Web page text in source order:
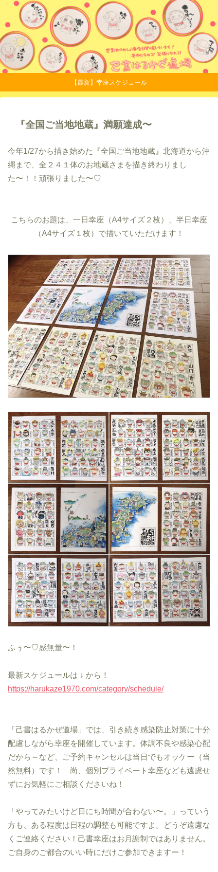
【最新】幸座スケジュール
『全国ご当地地蔵』満願達成〜
今年1/27から描き始めた『全国ご当地地蔵』北海道から沖
縄まで、全２４１体のお地蔵さまを描き終わりまし
た〜！！頑張りました〜♡
こちらのお題は、一日幸座（A4サイズ２枚）、半日幸座
（A4サイズ１枚）で描いていただけます！
ふぅ〜♡感無量〜！
最新スケジュールは ↓ から！
https://harukaze1970.com/category/schedule/
「己書はるかぜ道場」では、引き続き感染防止対策に十分
配慮しながら幸座を開催しています。体調不良や感染心配
だから～など、ご予約キャンセルは当日でもオッケー（当
然無料）です！ 尚、個別プライベート幸座なども遠慮せ
ずにお気軽にご相談くださいね！
「やってみたいけど日にち時間が合わない〜。」っていう
方も、ある程度は日程の調整も可能ですよ。どうぞ遠慮な
くご連絡ください！己書幸座はお月謝制ではありません。
ご自身のご都合のいい時にだけご参加できますー！